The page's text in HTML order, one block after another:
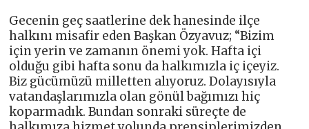
Gecenin geç saatlerine dek hanesinde ilçe
halkını misafir eden Başkan Özyavuz; “Bizim
için yerin ve zamanın önemi yok. Hafta içi
olduğu gibi hafta sonu da halkımızla iç içeyiz.
Biz gücümüzü milletten alıyoruz. Dolayısıyla
vatandaşlarımızla olan gönül bağımızı hiç
koparmadık. Bundan sonraki süreçte de